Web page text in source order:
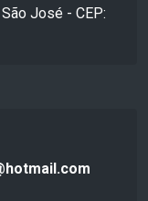
José - CEP: